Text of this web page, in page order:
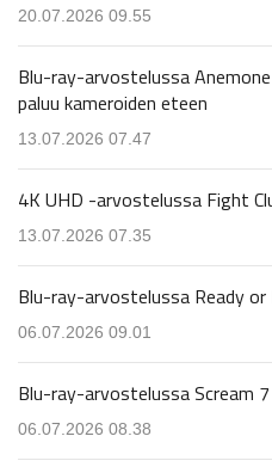
20.07.2026 09.55
Blu-ray-arvostelussa
paluu kameroiden eteen
13.07.2026 07.47
4K UHD -arvostelussa Fight
13.07.2026 07.35
Blu-ray-arvostelussa Ready
06.07.2026 09.01
Blu-ray-arvostelussa Scream
06.07.2026 08.38